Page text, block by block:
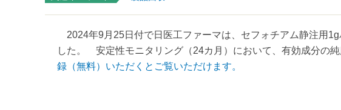
2024年9月25日付で日医工ファーマは、セフォチアム静注用
した。 安定性モニタリング（24カ月）において、有効成分の
録（無料）いただくとご覧いただけます。